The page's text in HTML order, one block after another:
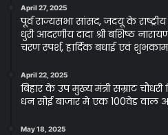
April 27, 2025
पूर्व राज्यसभा सांसद, जदयू के
धुरी आदरणीय दादा श्री बशिष्ठ
चरण स्पर्श, हार्दिक बधाई एवं
April 22, 2025
बिहार के उप मुख्य मंत्री सम्राट
धन सोई बाजार मे एक 100वेड वाल
May 18, 2025